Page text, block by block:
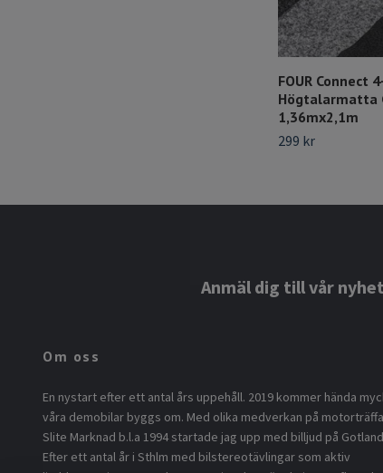
FOUR Connect
Högtalarmatta
1,36mx2,1m
299 kr
Anmäl dig till vår
Om oss
En nystart efter ett antal års uppehåll. 2019 kommer hända
våra demobilar byggs om. Med olika medverkan på
Slite Marknad b.l.a 1994 startade jag upp med billjud på
Efter ett antal år i Sthlm med bilstereotävlingar som aktiv